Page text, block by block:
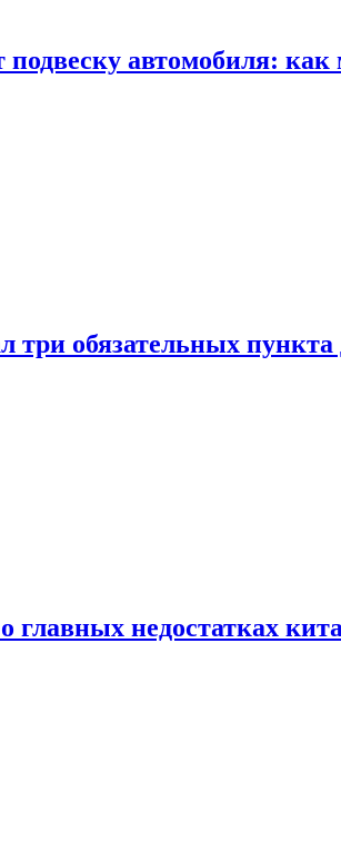
автомобиля:
три обязательных
главных недостатках